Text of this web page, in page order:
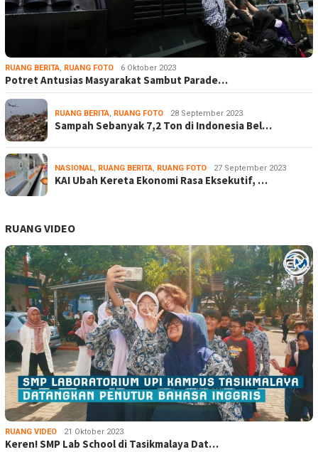
RUANG BERITA, RUANG FOTO 6 Oktober 2023
Potret Antusias Masyarakat Sambut Parade…
RUANG BERITA, RUANG FOTO 28 September 2023
Sampah Sebanyak 7,2 Ton di Indonesia Bel…
NASIONAL, RUANG BERITA, RUANG FOTO 27 September 2023
KAI Ubah Kereta Ekonomi Rasa Eksekutif, …
RUANG VIDEO
RUANG VIDEO 21 Oktober 2023
Keren! SMP Lab School di Tasikmalaya Dat…